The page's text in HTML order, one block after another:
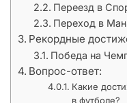
Переезд в
Переход в
Рекордные
Победа на
Вопрос-ответ:
Какие
в футболе?